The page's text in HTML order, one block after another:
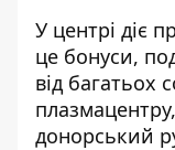
У центрі діє
це бонуси,
від багатьох
донорський